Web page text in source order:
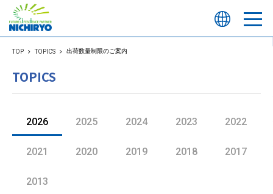
TOP TOPICS 出荷数量制限のご案内
TOPICS
2026 2025 2024 2023 2022
2021 2020 2019 2018 2017
2013